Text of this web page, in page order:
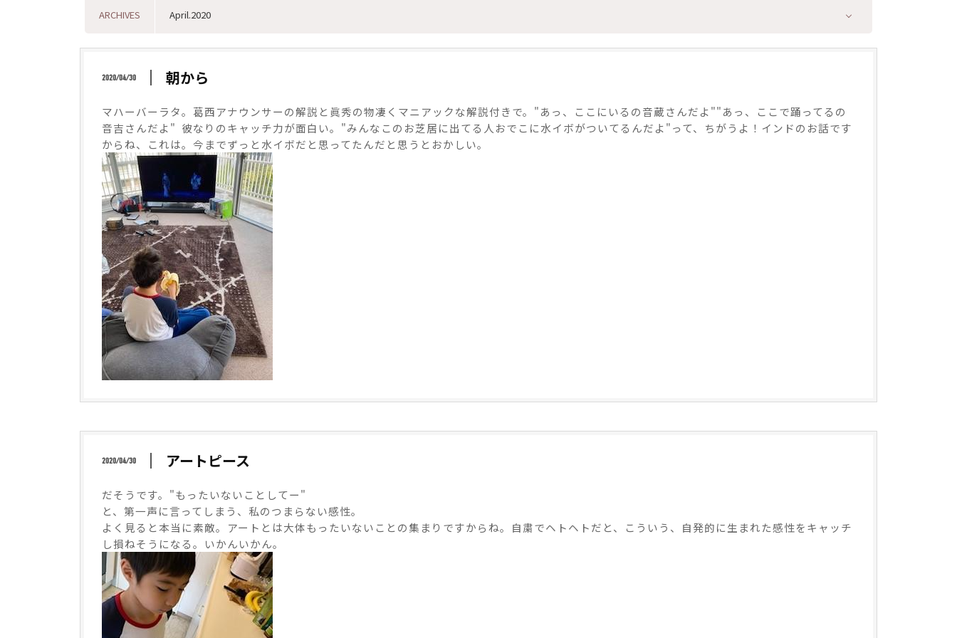
ARCHIVES
2020/04/30 朝から
マハーバーラタ。葛西アナウンサーの解説と眞秀の物凄くマニアックな解説付きで。"あっ、ここにいるの音蔵さんだよ""あっ、ここで踊ってるの
音吉さんだよ" 彼なりのキャッチ力が面白い。"みんなこのお芝居に出てる人おでこに水イボがついてるんだよ"って、ちがうよ！インドのお話です
からね、これは。今までずっと水イボだと思ってたんだと思うとおかしい。
2020/04/30 アートピース
だそうです。"もったいないことしてー"
と、第一声に言ってしまう、私のつまらない感性。
よく見ると本当に素敵。アートとは大体もったいないことの集まりですからね。自粛でヘトヘトだと、こういう、自発的に生まれた感性をキャッチ
し損ねそうになる。いかんいかん。